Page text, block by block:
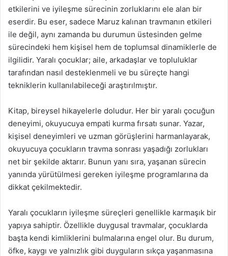
etkilerini ve iyileşme sürecinin zorluklarını ele alan bir
eserdir. Bu eser, sadece Maruz kalınan travmanın etkileri
ile değil, aynı zamanda bu durumun üstesinden gelme
sürecindeki hem kişisel hem de toplumsal dinamiklerle de
ilgilidir. Yaralı çocuklar; aile, arkadaşlar ve topluluklar
tarafından nasıl desteklenmeli ve bu süreçte hangi
tekniklerin kullanılabileceği araştırılmıştır.
Kitap, bireysel hikayelerle doludur. Her bir yaralı çocuğun
deneyimi, okuyucuya empati kurma fırsatı sunar. Yazar,
kişisel deneyimleri ve uzman görüşlerini harmanlayarak,
okuyucuya çocukların travma sonrası yaşadığı zorlukları
net bir şekilde aktarır. Bunun yanı sıra, yaşanan sürecin
yanında yürütülmesi gereken iyileşme programlarına da
dikkat çekilmektedir.
Yaralı çocukların iyileşme süreçleri genellikle karmaşık bir
yapıya sahiptir. Özellikle duygusal travmalar, çocuklarda
başta kendi kimliklerini bulmalarına engel olur. Bu durum,
öfke, kaygı ve yalnızlık gibi duyguların sıkça yaşanmasına